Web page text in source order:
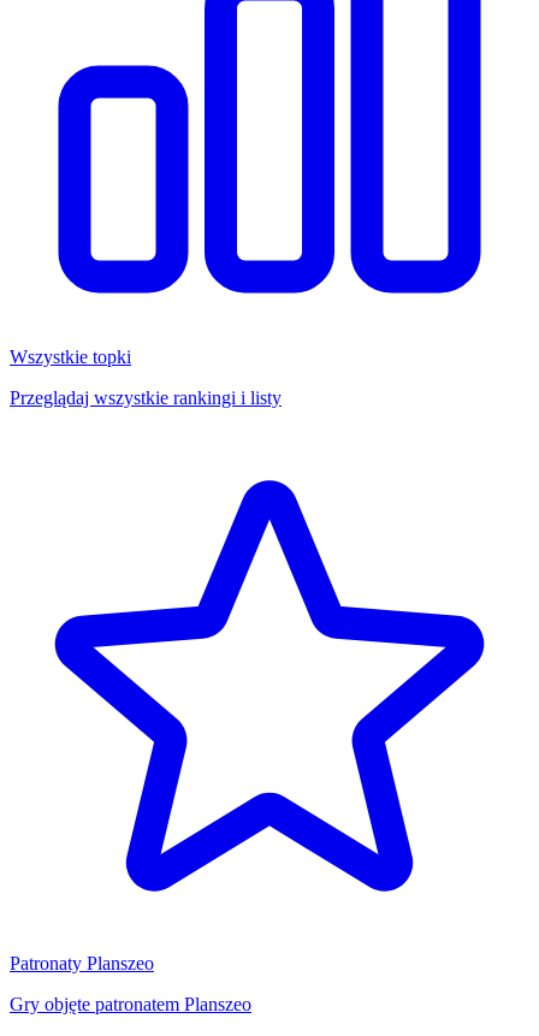
Wszystkie topki
Przeglądaj wszystkie rankingi i listy
Patronaty Planszeo
Gry objęte patronatem Planszeo